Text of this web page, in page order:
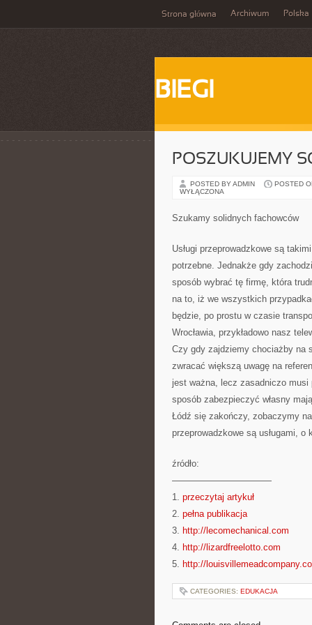
Strona główna Archiwum Polska
BIEGI
POSZUKUJEMY
POSTED BY ADMIN POSTED
WYŁĄCZONA
Szukamy solidnych fachowców
Usługi przeprowadzkowe są
potrzebne. Jednakże gdy
sposób wybrać tę firmę, która
na to, iż we wszystkich
będzie, po prostu w czasie
Wrocławia, przykładowo nasz
Czy gdy zajdziemy chociażby na
zwracać większą uwagę na
jest ważna, lecz zasadniczo
sposób zabezpieczyć własny
Łódź się zakończy, zobaczymy
przeprowadzkowe są usługami,
źródło:
———————————
1. przeczytaj artykuł
2. pełna publikacja
3. http://lecomechanical.com
4. http://lizardfreelotto.com
5. http://
CATEGORIES: EDUKACJA